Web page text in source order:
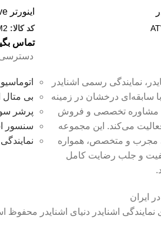
اینورتر Drive اشنایدر
کد کالا:
تماس
نمایندگی رسمی اشنایدر
با سابقه‌ای درخشان در زمینه
مشاوره تخصصی و فروش
می‌کند. این مجموعه
مجرب و متخصص، همواره
و جلب رضایت کامل
بی متال
پرشر
سنسور
اشنایدر دنیای اشنایدر محفوظ